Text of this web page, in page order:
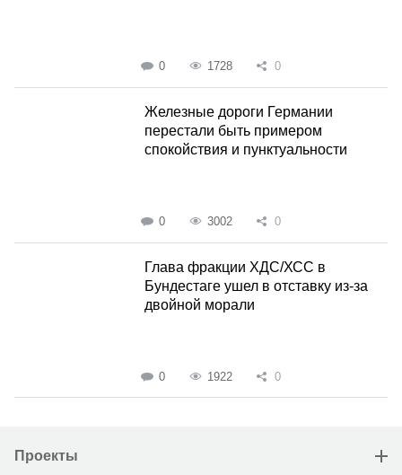
0 1728 0
Железные дороги Германии
перестали быть примером
спокойствия и пунктуальности
0 3002 0
Глава фракции ХДС/ХСС в
Бундестаге ушел в отставку из-за
двойной морали
0 1922 0
Проекты